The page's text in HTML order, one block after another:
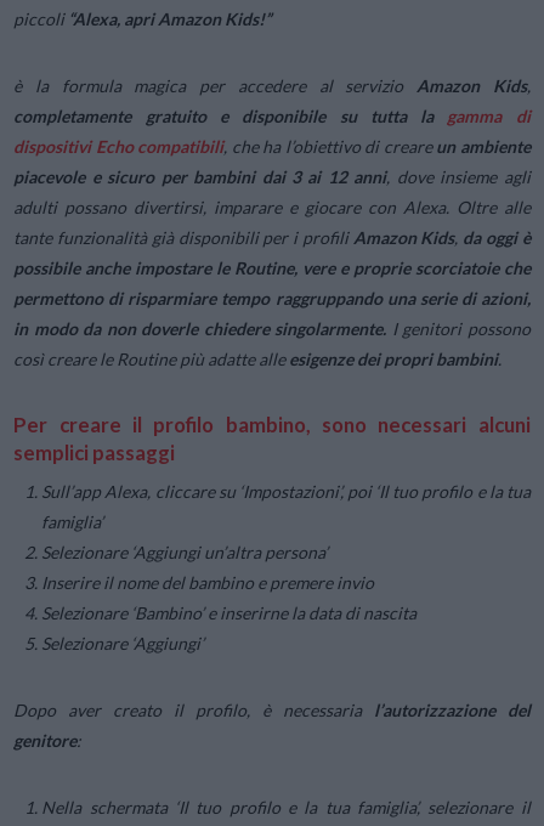
piccoli “Alexa, apri Amazon Kids!”
è la formula magica per accedere al servizio Amazon Kids,
completamente gratuito e disponibile su tutta la gamma di
dispositivi Echo compatibili, che ha l’obiettivo di creareun ambiente
piacevole e sicuro per bambini dai 3 ai 12 anni, dove insieme agli
adulti possano divertirsi, imparare e giocare con Alexa. Oltre alle
tante funzionalità già disponibili per i profili Amazon Kids, da oggi è
possibile anche impostare le Routine, vere e proprie scorciatoie che
permettono di risparmiare tempo raggruppando una serie di azioni,
in modo da non doverle chiedere singolarmente. I genitori possono
così creare le Routine più adatte alleesigenze dei propri bambini.
Per creare il profilo bambino, sono necessari alcuni
semplici passaggi
Sull’app Alexa, cliccare su ‘Impostazioni’, poi ‘Il tuo profilo e la tua
famiglia’
Selezionare ‘Aggiungi un’altra persona’
Inserire il nome del bambino e premere invio
Selezionare ‘Bambino’e inserirne la data di nascita
Selezionare ‘Aggiungi’
Dopo aver creato il profilo, è necessaria l’autorizzazione del
genitore:
Nella schermata ‘Il tuo profilo e la tua famiglia’, selezionare il